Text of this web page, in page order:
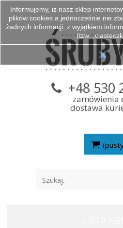
+48 530
zamówienia
dostawa
Informujemy, iż nasz sklep
plików cookies a jednocześnie nie
żadnych informacji, z wyjątkiem
(tzw.